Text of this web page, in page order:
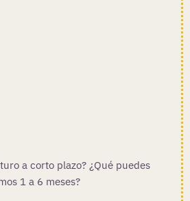
a corto plazo? ¿Qué puedes
1 a 6 meses?